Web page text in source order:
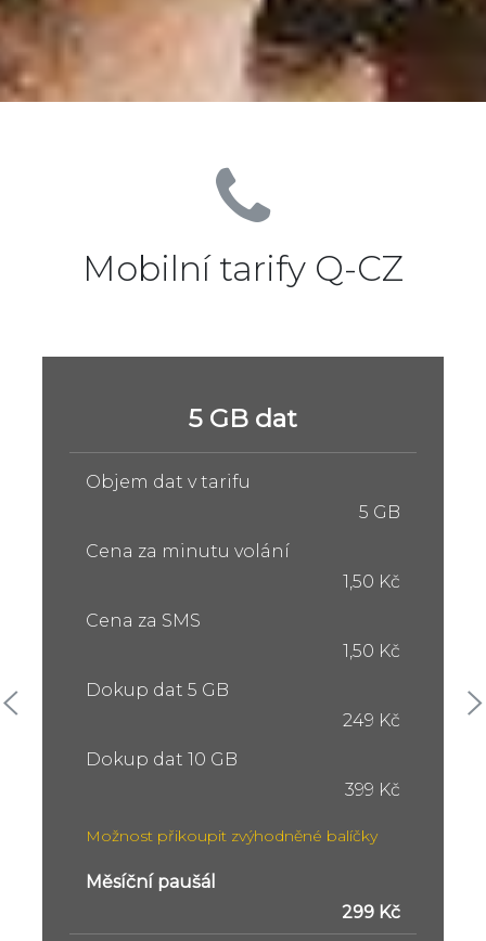
Mobilní tarify Q-CZ
5 GB dat
Objem dat v tarifu
5 GB
Cena za minutu volání
1,50 Kč
Cena za SMS
1,50 Kč
Dokup dat 5 GB
249 Kč
Dokup dat 10 GB
399 Kč
Možnost přikoupit zvýhodněné balíčky
Měsíční paušál
299 Kč